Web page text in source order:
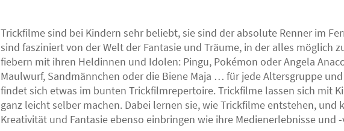
Trickfilme sind bei Kindern sehr beliebt, sie sind der absolute Renner im
sind fasziniert von der Welt der Fantasie und Träume, in der alles möglich
fiebern mit ihren Heldinnen und Idolen: Pingu, Pokémon oder Angela
Maulwurf, Sandmännchen oder die Biene Maja … für jede Altersgruppe
findet sich etwas im bunten Trickfilmrepertoire. Trickfilme lassen sich mit
ganz leicht selber machen. Dabei lernen sie, wie Trickfilme entstehen, und
Kreativität und Fantasie ebenso einbringen wie ihre Medienerlebnisse und